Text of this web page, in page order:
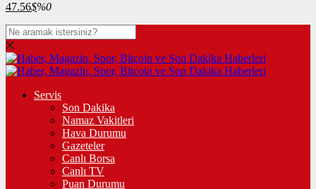
47.56$%0
Servis
Son Dakika
Namaz Vakitleri
Hava Durumu
Gazeteler
Canlı Borsa
Canlı TV
Puan Durumu